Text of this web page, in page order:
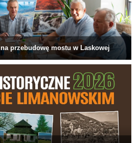
przebudowę mostu w Laskowej